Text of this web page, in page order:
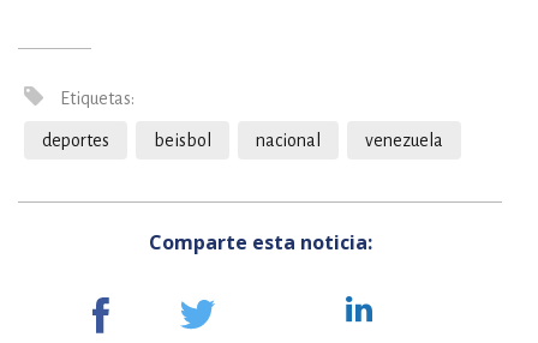
Etiquetas:
deportes beisbol nacional venezuela
Comparte esta noticia: